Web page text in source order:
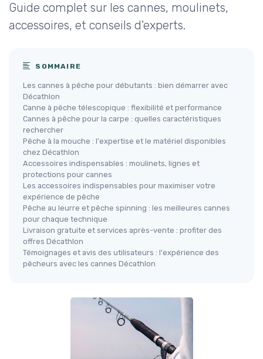
Guide complet sur les cannes, moulinets,
accessoires, et conseils d'experts.
SOMMAIRE
Les cannes à pêche pour débutants : bien démarrer avec
Décathlon
Canne à pêche télescopique : flexibilité et performance
Cannes à pêche pour la carpe : quelles caractéristiques
rechercher
Pêche à la mouche : l'expertise et le matériel disponibles
chez Décathlon
Accessoires indispensables : moulinets, lignes et
protections pour cannes
Les accessoires indispensables pour maximiser votre
expérience de pêche
Pêche au leurre et pêche spinning : les meilleures cannes
pour chaque technique
Livraison gratuite et services après-vente : profiter des
offres Décathlon
Témoignages et avis des utilisateurs : l'expérience des
pêcheurs avec les cannes Décathlon